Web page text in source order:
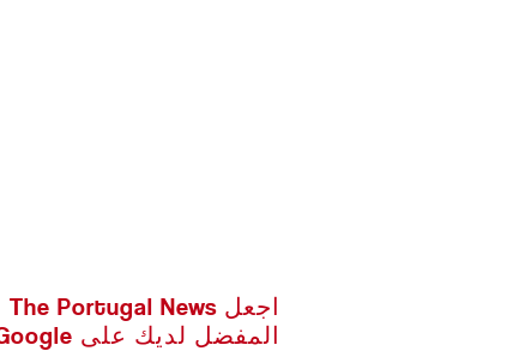
المفضل لديك على Google